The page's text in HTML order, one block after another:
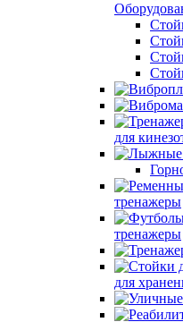
для
тренажеры
тренажеры
для